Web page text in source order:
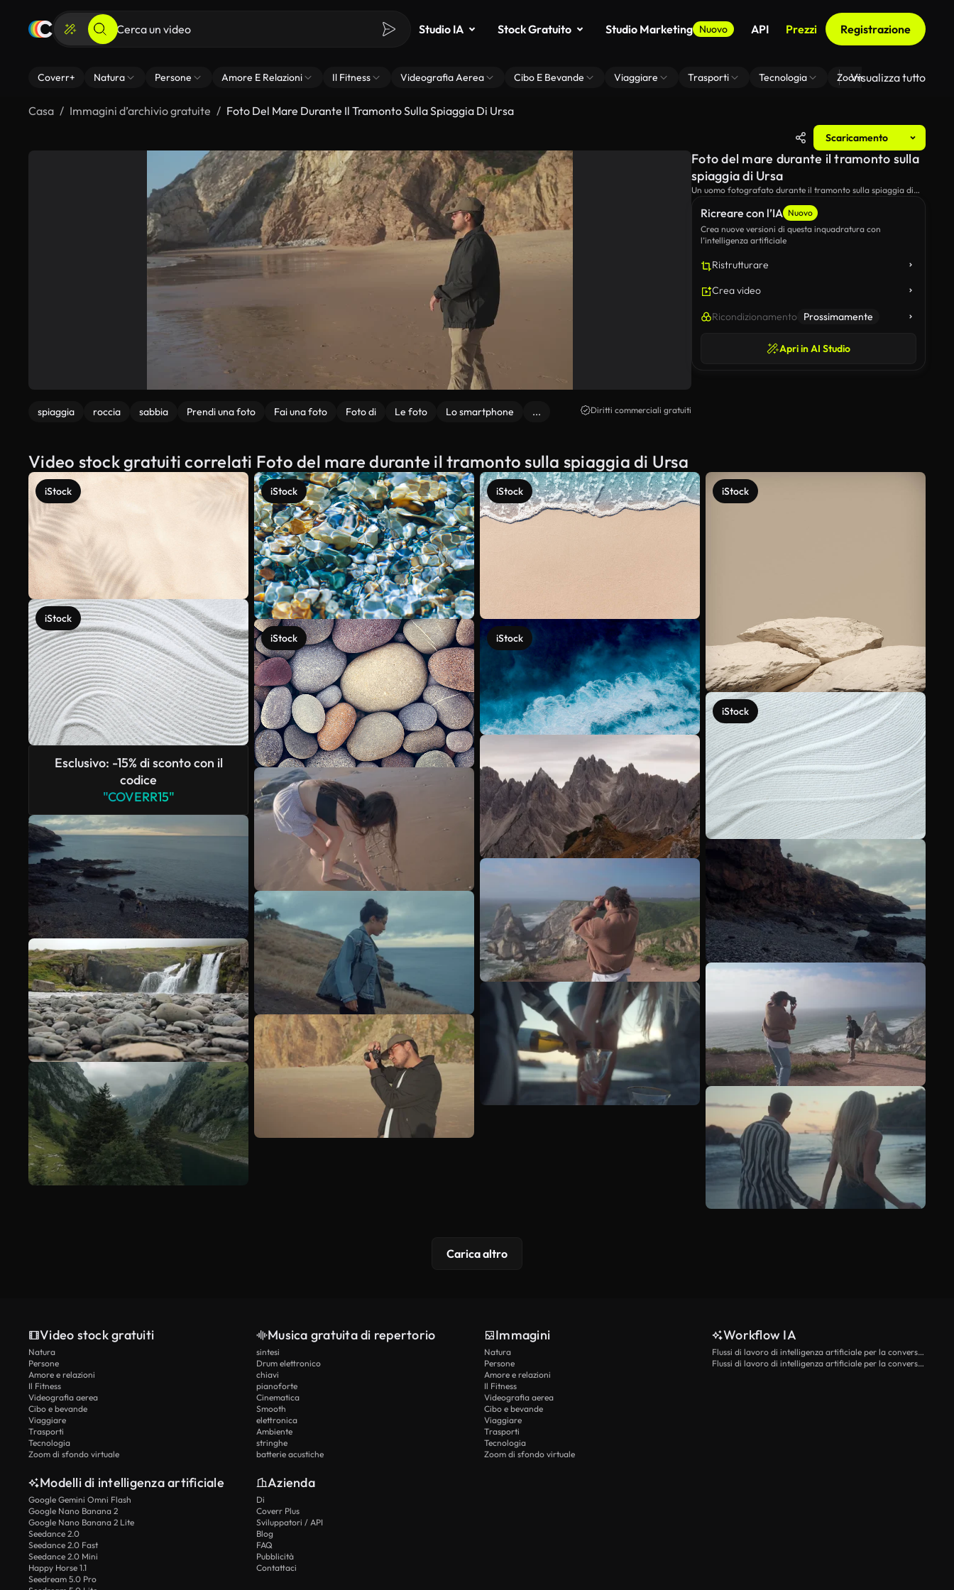
Studio IA Stock Gratuito Studio Marketing Nuovo API Prezzi Registrazione
Coverr+ Natura Persone Amore E Relazioni Il Fitness Videografia Aerea Cibo E Bevande Viaggiare Trasporti Tecnologia Zoom Di Sfondo Virtuale
Visualizza tutto
Casa Immagini d’archivio gratuite Foto Del Mare Durante Il Tramonto Sulla Spiaggia Di Ursa
Scaricamento
spiaggia roccia sabbia Prendi una foto Fai una foto Foto di Le foto Lo smartphone ... Diritti commerciali gratuiti
Ricreare con l’IA Nuovo
Crea nuove versioni di questa inquadratura con
l’intelligenza artificiale
Ristrutturare
Crea video
Ricondizionamento Prossimamente
Apri in AI Studio
Foto del mare durante il tramonto sulla
spiaggia di Ursa
Un uomo fotografato durante il tramonto sulla spiaggia di
Video stock gratuiti correlati Foto del mare durante il tramonto sulla spiaggia di Ursa
iStock
iStock
Esclusivo: -15% di sconto con il
codice
"COVERR15"
iStock
iStock
iStock
iStock
iStock
iStock
Scopri di più
Carica altro
Video stock gratuiti
Natura
Persone
Amore e relazioni
Il Fitness
Videografia aerea
Cibo e bevande
Viaggiare
Trasporti
Tecnologia
Zoom di sfondo virtuale
Musica gratuita di repertorio
sintesi
Drum elettronico
chiavi
pianoforte
Cinematica
Smooth
elettronica
Ambiente
stringhe
batterie acustiche
Immagini
Natura
Persone
Amore e relazioni
Il Fitness
Videografia aerea
Cibo e bevande
Viaggiare
Trasporti
Tecnologia
Zoom di sfondo virtuale
Workflow IA
Flussi di lavoro di intelligenza artificiale per la conversione da testo a video
Flussi di lavoro di intelligenza artificiale per la conversione di immagini in video
Modelli di intelligenza artificiale
Google Gemini Omni Flash
Google Nano Banana 2
Google Nano Banana 2 Lite
Seedance 2.0
Seedance 2.0 Fast
Seedance 2.0 Mini
Happy Horse 1.1
Seedream 5.0 Pro
Azienda
Di
Coverr Plus
Sviluppatori / API
Blog
FAQ
Pubblicità
Contattaci